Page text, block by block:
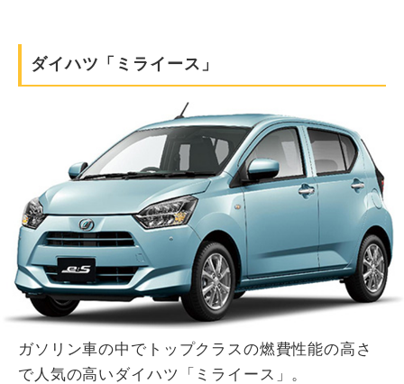
ダイハツ「ミライース」
ガソリン車の中でトップクラスの燃費性能の高さ
で人気の高いダイハツ「ミライース」。